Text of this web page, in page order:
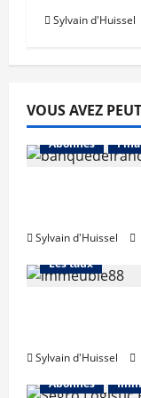
Sylvain d'Huissel
VOUS AVEZ
Abonnés
Sylvain d'Huissel
Abonnés
Les taux
Sylvain d'Huissel
Abonnés